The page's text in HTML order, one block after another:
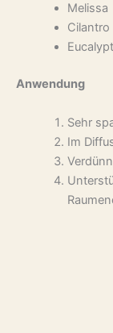
Melissa
Cilantro
Anwendung
Sehr
Im